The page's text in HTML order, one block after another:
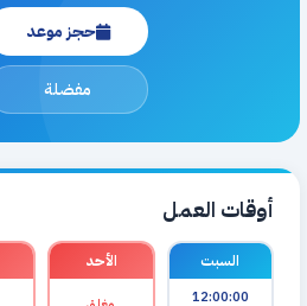
حجز موعد
مفضلة
أوقات العمل
السبت
12:00:00
الأحد